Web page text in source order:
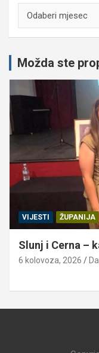
Možda ste
VIJESTI ŽUPANIJA
Slunj i Cerna –
6 kolovoza, 2026